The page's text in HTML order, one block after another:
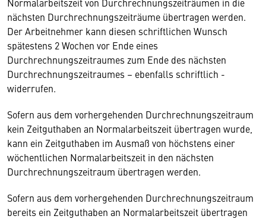
nächsten Durchrechnungszeiträume übertragen werden.
Der Arbeitnehmer kann diesen schriftlichen Wunsch
spätestens 2 Wochen vor Ende eines
Durchrechnungszeitraumes zum Ende des nächsten
Durchrechnungszeitraumes – ebenfalls schriftlich -
widerrufen.
Sofern aus dem vorhergehenden Durchrechnungszeitraum
kein Zeitguthaben an Normalarbeitszeit übertragen wurde,
kann ein Zeitguthaben im Ausmaß von höchstens einer
wöchentlichen Normalarbeitszeit in den nächsten
Durchrechnungszeitraum übertragen werden.
Sofern aus dem vorhergehenden Durchrechnungszeitraum
bereits ein Zeitguthaben an Normalarbeitszeit übertragen